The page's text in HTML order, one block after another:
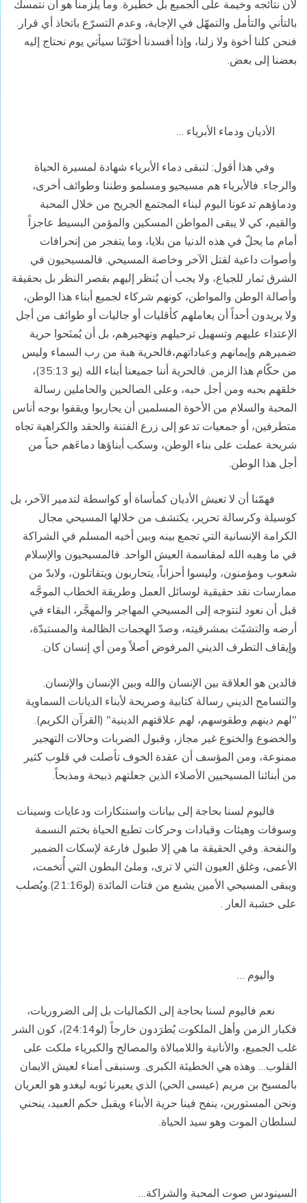
لأن نتائجه وخيمة على الجميع بل خطيرة. وما يلزمنا هو أن نتمسك
بالتأني والتأمل والتمهّل في الإجابة، وعدم التسرّع باتخاذ أي قرار.
فنحن كلنا أخوة ولا زلنا، وإذا أفسدنا أخوّتَنا سيأتي يوم نحتاج إليه
بعضنا إلى بعض.
الأديان ودماء الأبرياء …
وفي هذا أقول: لتبقى دماء الأبرياء شهادة لمسيرة الحياة
والرجاء. فالأبرياء هم مسيحيو ومسلمو وطننا وطوائف أخرى،
ودماؤهم تدعونا اليوم لبناء المجتمع الجريح من خلال المحبة
والقيم، كي لا يبقى المواطن المسكين والمؤمن البسيط عاجزاً
أمام ما يحلّ في هذه الدنيا من بلايا، وما يتفجر من إنحرافات
وأصوات داعية لقتل الآخر وخاصة المسيحي. فالمسيحيون في
الشرق ثمار للجياع، ولا يجب أن يُنظر إليهم بقصر النظر بل بحقيقة
وأصالة الوطن والمواطن، كونهم شركاء لجميع أبناء هذا الوطن،
ولا يريدون أحداً أن يعاملهم كأقليات أو جاليات أو طوائف من أجل
الإعتداء عليهم وتسهيل ترحيلهم وتهجيرهم، بل أن يُمنَحوا حرية
ضميرهم وإيمانهم وعباداتهم،فالحرية هبة من رب السماء وليس
من حكّام هذا الزمن. فالحرية أننا جميعنا أبناء الله (يو 35:13)،
خلقهم بحبه ومن أجل حبه، وعلى الصالحين والحاملين رسالة
المحبة والسلام من الأخوة المسلمين أن يحاربوا ويقفوا بوجه أناس
متطرفين، أو جمعيات تدعو إلى زرع الفتنة والحقد والكراهية تجاه
شريحة عملت على بناء الوطن، وسكب أبناؤها دماءَهم حباً من
أجل هذا الوطن.
فهمّنا أن لا تعيش الأديان كمأساة أو كواسطة لتدمير الآخر، بل
كوسيلة وكرسالة تحرير، يكتشف من خلالها المسيحي مجال
الكرامة الإنسانية التي تجمع بينه وبين أخيه المسلم في الشراكة
في ما وهبه الله لمقاسمة العيش الواحد. فالمسيحيون والإسلام
شعوب ومؤمنون، وليسوا أحزاباً، يتحاربون ويتقاتلون، ولابدّ من
ممارسات نقد حقيقية لوسائل العمل وطريقة الخطاب الموجَّه
قبل أن نعود لنتوجه إلى المسيحي المهاجر والمهجَّر، البقاء في
أرضه والتشبّث بمشرقيته، وصدّ الهجمات الظالمة والمستبدّة،
وإيقاف التطرف الديني المرفوض أصلاً ومن أي إنسان كان.
فالدين هو العلاقة بين الإنسان والله وبين الإنسان والإنسان.
والتسامح الديني رسالة كتابية وصريحة لأبناء الديانات السماوية
"لهم دينهم وطقوسهم، لهم علاقتهم الدينية" (القرآن الكريم).
والخضوع والخنوع غير مجاز، وقبول الضربات وحالات التهجير
ممنوعة، ومن المؤسف أن عقدة الخوف تأصلت في قلوب كثير
من أبنائنا المسيحيين الأصلاء الذين جعلتهم ذبيحة ومذبحاً.
فاليوم لسنا بحاجة إلى بيانات واستنكارات ودعايات وسينات
وسوفات وهيئات وقيادات وحركات تطبع الحياة بختم النسمة
والنفحة. وفي الحقيقة ما هي إلا طبول فارغة لإسكات الضمير
الأعمى، وغلق العيون التي لا ترى، وملئ البطون التي أُتخمت،
ويبقى المسيحي الأمين يشبع من فتات المائدة (لو21:16).ويُصلب
على خشبة العار .
واليوم …
نعم فاليوم لسنا بحاجة إلى الكماليات بل إلى الضروريات،
فكبار الزمن وأهل الملكوت يُطرَدون خارجاً (لو24:14)، كون الشر
غلب الجميع، والأنانية واللامبالاة والمصالح والكبرياء ملكت على
القلوب… وهذه هي الخطيئة الكبرى. وسنبقى أمناء لعيش الايمان
بالمسيح بن مريم (عيسى الحي) الذي يعيرنا ثوبه ليغدو هو العريان
ونحن المستورين، ينفح فينا حرية الأبناء ويقبل حكم العبيد، ينحني
لسلطان الموت وهو سيد الحياة.
السينودس صوت المحبة والشراكة…